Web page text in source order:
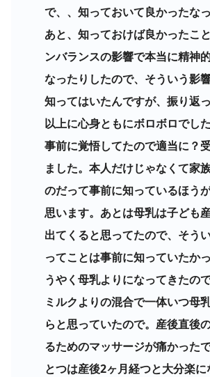
で、、知っておいて良かったな
あと、知っておけば良かったこ
ンバランスの影響で本当に精神
なったりしたので、そういう影
知ってはいたんですが、振り返
以上に心身ともにボロボロでし
事前に覚悟してたので適当に？
ました。本人だけじゃなくて家
のだって事前に知っているほう
思います。あとは母乳は子ども
出てくると思ってたので、そう
ってことは事前に知っていたか
うやく母乳よりになってきたの
ミルクよりの混合で一体いつ母
らと思っていたので。産後直後
るためのマッサージが痛かった
とつは産後2ヶ月経つと大分楽に